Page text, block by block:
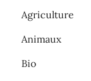
Agriculture
Animaux
Bio